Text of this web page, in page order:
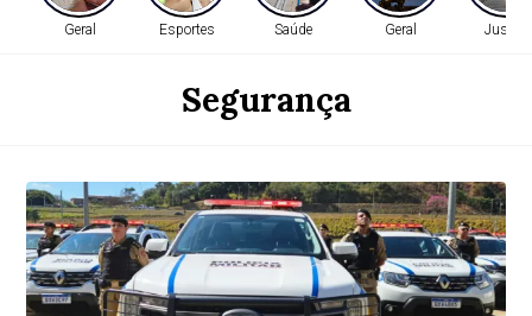
Geral Esportes Saúde Geral Justiça
Segurança